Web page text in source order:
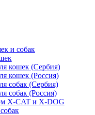
и собак
кошек (Сербия)
кошек (Россия)
собак (Сербия)
собак (Россия)
X-CAT и X-DOG